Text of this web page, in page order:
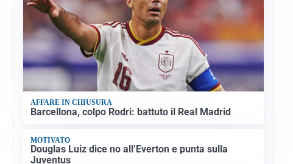
AFFARE IN CHIUSURA
Barcellona, colpo Rodri: battuto il Real Madrid
MOTIVATO
Douglas Luiz dice no all’Everton e punta sulla
Juventus